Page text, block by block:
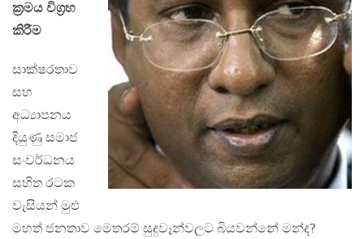
ක‍්‍රමය විග‍්‍රහ
කිරීම
සාක්ෂරතාව
සහ
අධ්‍යාපනය
දියුණු සමාජ
සංවර්ධනය
සහිත රටක
වැසියන් මුළු
මහත් ජනතාව මෙතරම් සුදුවෑන්වලට බියවන්නේ මන්ද?